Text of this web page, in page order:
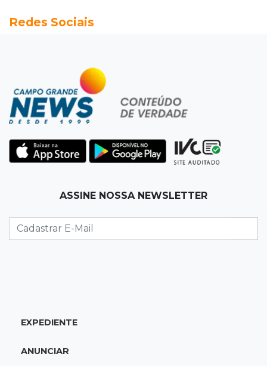
em caminhão estacionado
Instabilidade avança sobre MS nesta sexta e
nova frente fria chega no domingo
06:02Editorial
internet quase nunca está à vista
Como milagre, corredor da Santa Casa
QUINTA, 06 DE AGOSTO
23:26Sancionado
refinanciem dívidas até 2030
Redes Sociais
ASSINE NOSSA NEWSLETTER
EXPEDIENTE
ANUNCIAR